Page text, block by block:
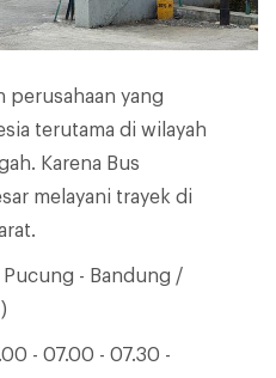
perusahaan yang
terutama di wilayah
Karena Bus
melayani trayek di
Pucung - Bandung /
- 07.00 - 07.30 -